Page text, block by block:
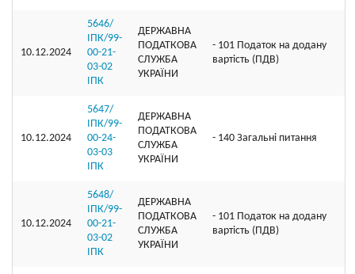
10.12.2024
5646/
ІПК/99-
00-21-
03-02
ІПК
ДЕРЖАВНА
ПОДАТКОВА
СЛУЖБА
УКРАЇНИ
- 101 Податок на додану
вартість (ПДВ)
10.12.2024
5647/
ІПК/99-
00-24-
03-03
ІПК
ДЕРЖАВНА
ПОДАТКОВА
СЛУЖБА
УКРАЇНИ
- 140 Загальні питання
10.12.2024
5648/
ІПК/99-
00-21-
03-02
ІПК
ДЕРЖАВНА
ПОДАТКОВА
СЛУЖБА
УКРАЇНИ
- 101 Податок на додану
вартість (ПДВ)